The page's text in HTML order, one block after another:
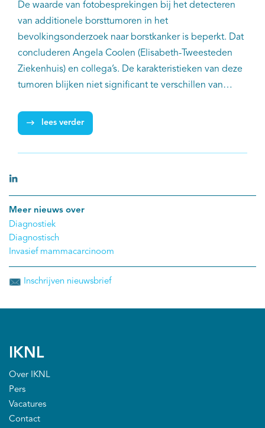
De waarde van fotobesprekingen bij het detecteren
van additionele borsttumoren in het
bevolkingsonderzoek naar borstkanker is beperkt. Dat
concluderen Angela Coolen (Elisabeth-Tweesteden
Ziekenhuis) en collega’s. De karakteristieken van deze
tumoren blijken niet significant te verschillen van
beoordeling door twee radiologen.
lees verder
Meer nieuws over
Diagnostiek
Diagnostisch
Invasief mammacarcinoom
Inschrijven nieuwsbrief
IKNL
Over IKNL
Pers
Vacatures
Contact